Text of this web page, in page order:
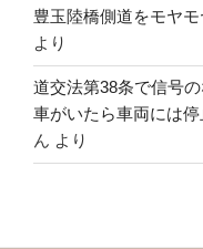
豊玉陸橋側道をモヤ
より
道交法第38条で信号
車がいたら車両には
ん より